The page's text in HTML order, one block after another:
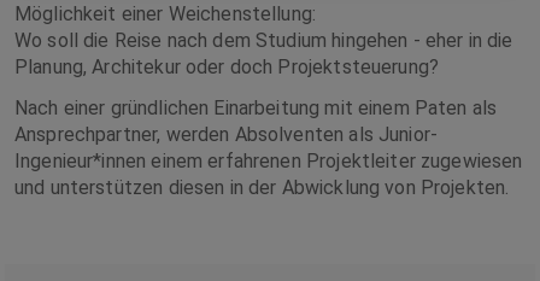
Möglichkeit einer Weichenstellung:
Wo soll die Reise nach dem Studium hingehen - eher in die
Planung, Architekur oder doch Projektsteuerung?
Nach einer gründlichen Einarbeitung mit einem Paten als
Ansprechpartner, werden Absolventen als Junior-
Ingenieur*innen einem erfahrenen Projektleiter zugewiesen
und unterstützen diesen in der Abwicklung von Projekten.